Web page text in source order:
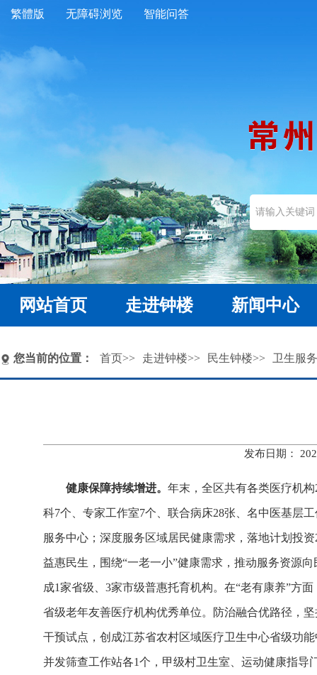
繁體版 无障碍浏览 智能问答
网站首页 走进钟楼 新闻中心
您当前的位置： 首页>> 走进钟楼>> 民生钟楼>> 卫生服务
发布日期：
健康保障持续增进。 年末，全区共有各类医疗机
科7个、专家工作室7个、联合病床28张、名中医基层
服务中心；深度服务区域居民健康需求，落地计划投
益惠民生，围绕“一老一小”健康需求，推动服务资源
成1家省级、3家市级普惠托育机构。在“老有康养”方
省级老年友善医疗机构优秀单位。防治融合优路径，
干预试点，创成江苏省农村区域医疗卫生中心省级功
并发筛查工作站各1个，甲级村卫生室、运动健康指导